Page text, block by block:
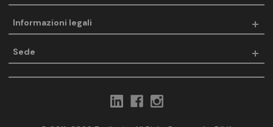
Informazioni legali
Sede